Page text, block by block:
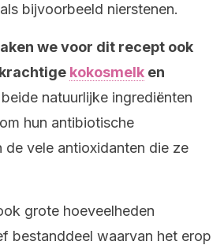
bijvoorbeeld nierstenen.
we voor dit recept ook
kokosmelk en
natuurlijke ingrediënten
hun antibiotische
de vele antioxidanten die ze
grote hoeveelheden
bestanddeel waarvan het erop